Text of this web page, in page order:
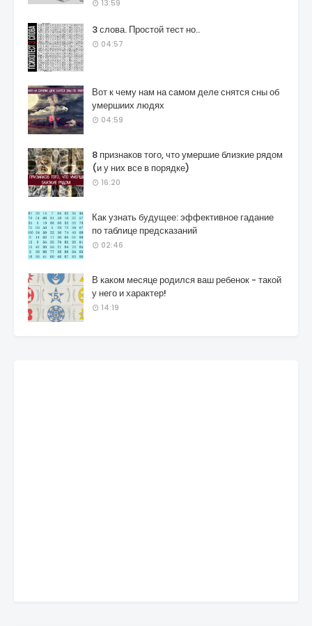
13:59
3 слова. Простой тест но..
04:57
Вот к чему нам на самом деле снятся сны об
умершиих людях
04:59
8 признаков того, что умершие близкие рядом
(и у них все в порядке)
16:20
Как узнать будущее: эффективное гадание
по таблице предсказаний
02:46
В каком месяце родился ваш ребенок - такой
у него и характер!
14:19